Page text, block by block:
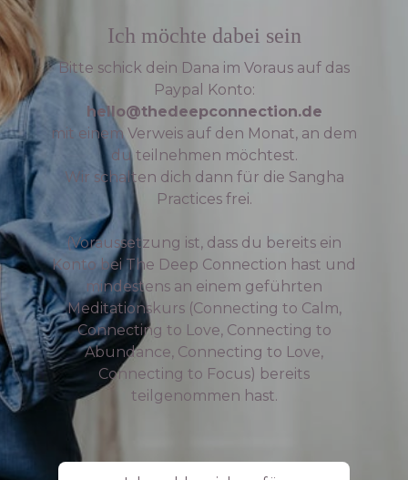
Ich möchte dabei sein
Bitte schick dein Dana im Voraus auf das
Paypal Konto:
hello@thedeepconnection.de
mit einem Verweis auf den Monat, an dem
du teilnehmen möchtest.
Wir schalten dich dann für die Sangha
Practices frei.
(Voraussetzung ist, dass du bereits ein
Konto bei The Deep Connection hast und
mindestens an einem geführten
Meditationskurs (Connecting to Calm,
Connecting to Love, Connecting to
Abundance, Connecting to Love,
Connecting to Focus) bereits
teilgenommen hast.